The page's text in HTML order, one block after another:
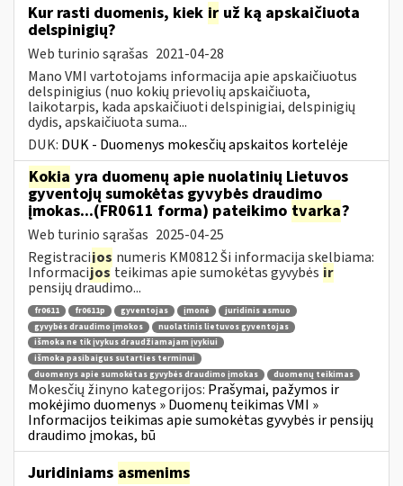
Kur rasti duomenis, kiek ir už ką apskaičiuota
delspinigių?
Web turinio sąrašas 2021-04-28
Mano VMI vartotojams informacija apie apskaičiuotus
delspinigius (nuo kokių prievolių apskaičiuota,
laikotarpis, kada apskaičiuoti delspinigiai, delspinigių
dydis, apskaičiuota suma...
DUK: DUK - Duomenys mokesčių apskaitos kortelėje
Kokia yra duomenų apie nuolatinių Lietuvos
gyventojų sumokėtas gyvybės draudimo
įmokas...(FR0611 forma) pateikimo tvarka?
Web turinio sąrašas 2025-04-25
Registracijos numeris KM0812 Ši informacija skelbiama:
Informacijosteikimas apie sumokėtas gyvybės ir
pensijų draudimo...
fr0611 fr0611p gyventojas įmonė
juridinis asmuo
gyvybės draudimo įmokos
nuolatinis lietuvos gyventojas
išmoka ne tik įvykus draudžiamajam įvykiui
išmoka pasibaigus sutarties terminui
duomenys apie sumokėtas gyvybės draudimo įmokas
duomenų teikimas
Mokesčių žinyno kategorijos: Prašymai, pažymos ir
mokėjimo duomenys » Duomenų teikimas VMI »
Informacijos teikimas apie sumokėtas gyvybės ir pensijų
draudimo įmokas, bū
Juridiniams asmenims